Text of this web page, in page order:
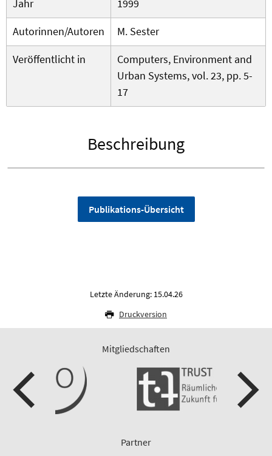
Jahr
1999
Autorinnen/Autoren
M. Sester
Veröffentlicht in
Computers, Environment and
Urban Systems, vol. 23, pp. 5-
17
Beschreibung
Publikations-Übersicht
Letzte Änderung: 15.04.26
Druckversion
Mitgliedschaften
Partner